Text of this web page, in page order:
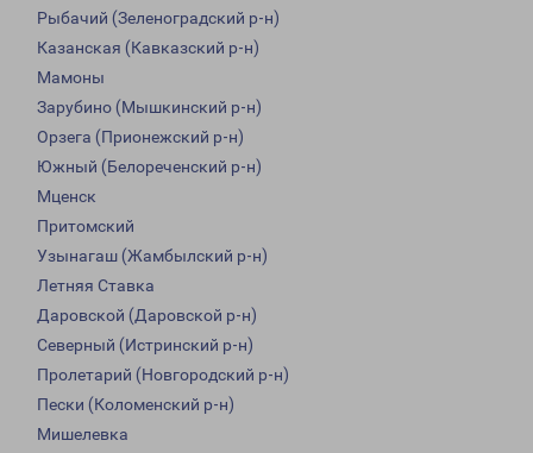
Рыбачий (Зеленоградский р-н)
Казанская (Кавказский р-н)
Мамоны
Зарубино (Мышкинский р-н)
Орзега (Прионежский р-н)
Южный (Белореченский р-н)
Мценск
Притомский
Узынагаш (Жамбылский р-н)
Летняя Ставка
Даровской (Даровской р-н)
Северный (Истринский р-н)
Пролетарий (Новгородский р-н)
Пески (Коломенский р-н)
Мишелевка